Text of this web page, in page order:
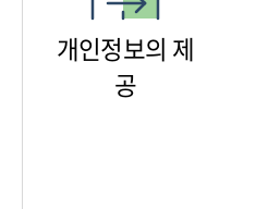
개인정보의 제
공